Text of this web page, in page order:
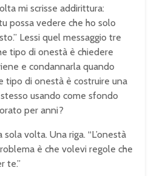
mi scrisse addirittura:
possa vedere che ho solo
Lessi quel messaggio tre
tipo di onestà è chiedere
e condannarla quando
tipo di onestà è costruire una
usando come sfondo
per anni?
volta. Una riga. “L’onestà
è che volevi regole che
te.”